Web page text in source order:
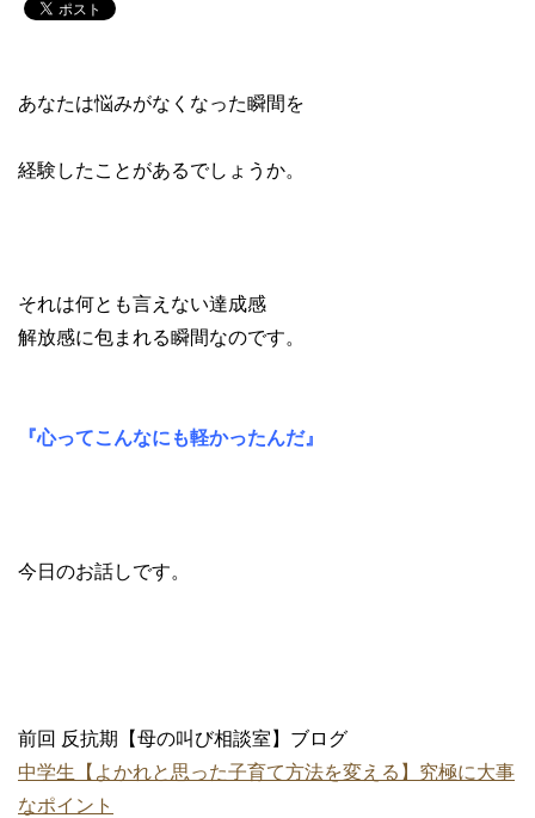
あなたは悩みがなくなった瞬間を
経験したことがあるでしょうか。
それは何とも言えない達成感
解放感に包まれる瞬間なのです。
『心ってこんなにも軽かったんだ』
今日のお話しです。
前回 反抗期【母の叫び相談室】ブログ
中学生【よかれと思った子育て方法を変える】究極に大事
なポイント